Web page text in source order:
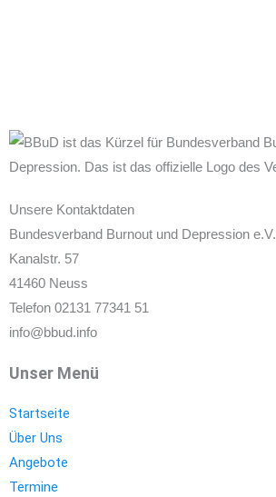
Unsere Kontaktdaten
Bundesverband Burnout und Depression e.V.
Kanalstr. 57
41460 Neuss
Telefon 02131 77341 51
info@bbud.info
Unser Menü
Startseite
Über Uns
Angebote
Termine